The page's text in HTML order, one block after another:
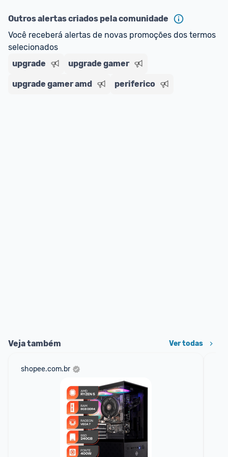
Outros alertas criados pela comunidade
Você receberá alertas de novas promoções dos termos
selecionados
upgrade
upgrade gamer
upgrade gamer amd periferico
Veja também Ver todas
shopee.com.br